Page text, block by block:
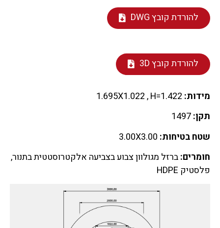
להורדת קובץ DWG
להורדת קובץ 3D
מידות:
תקן:
שטח בטיחות: 3.00X3.00
חומרים:ברזל מגולוון צבוע בצביעה אלקטרוסטטית בתנור,
פלסטיק HDPE